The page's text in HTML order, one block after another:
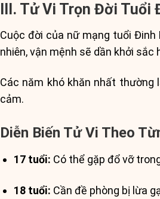
III. Tử Vi Trọn Đời
Cuộc đời của nữ mạng tuổi
nhiên, vận mệnh sẽ dần khởi
Các năm khó khăn nhất thường
cảm.
Diễn Biến Tử Vi Theo
17 tuổi: Có thể gặp đổ vỡ
18 tuổi: Cần đề phòng bị lừa